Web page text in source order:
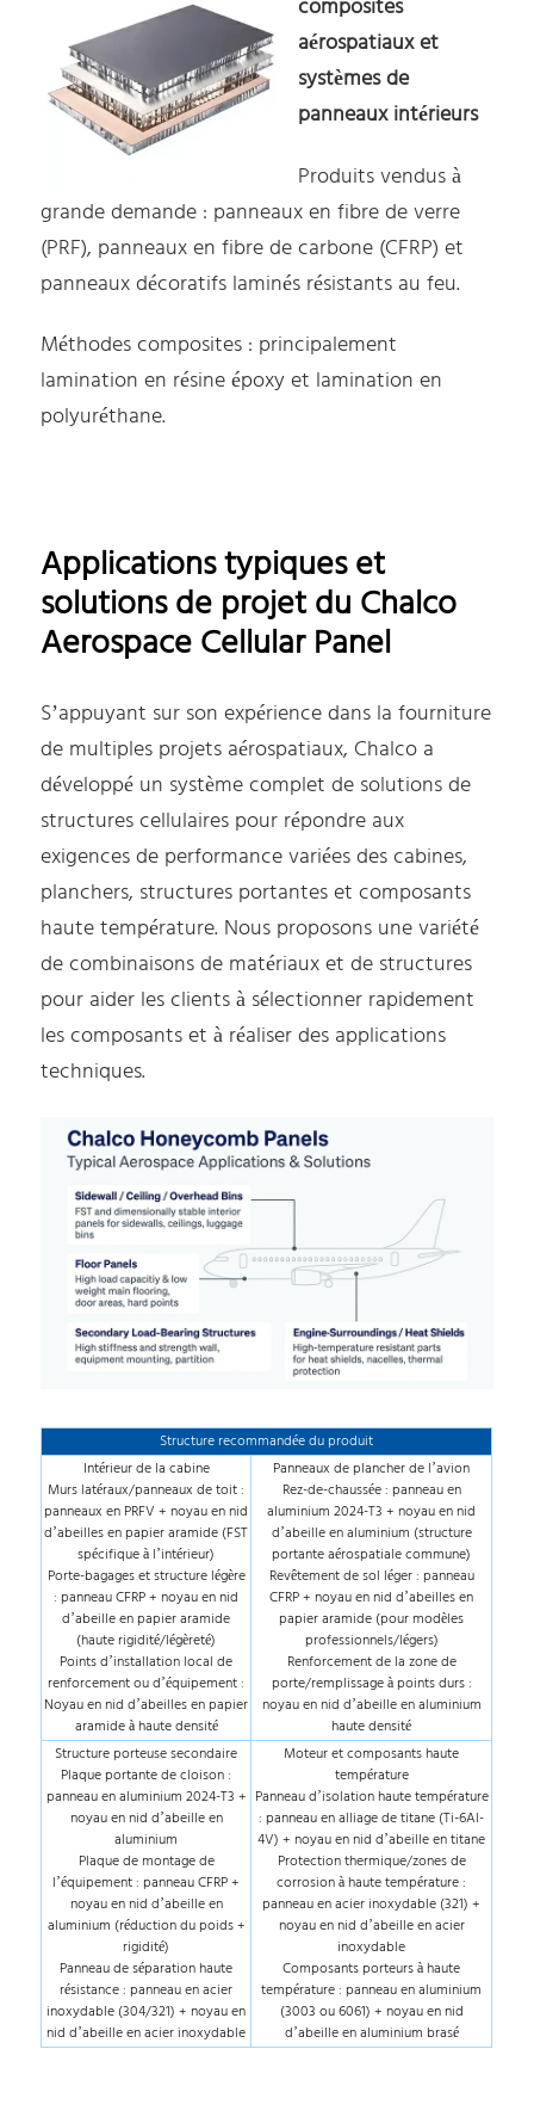
composites
aérospatiaux et
systèmes de
panneaux intérieurs
Produits vendus à
grande demande : panneaux en fibre de verre
(PRF), panneaux en fibre de carbone (CFRP) et
panneaux décoratifs laminés résistants au feu.
Méthodes composites : principalement
lamination en résine époxy et lamination en
polyuréthane.
Applications typiques et
solutions de projet du Chalco
Aerospace Cellular Panel
S’appuyant sur son expérience dans la fourniture
de multiples projets aérospatiaux, Chalco a
développé un système complet de solutions de
structures cellulaires pour répondre aux
exigences de performance variées des cabines,
planchers, structures portantes et composants
haute température. Nous proposons une variété
de combinaisons de matériaux et de structures
pour aider les clients à sélectionner rapidement
les composants et à réaliser des applications
techniques.
Structure recommandée du produit
Intérieur de la cabine
Murs latéraux/panneaux de toit :
panneaux en PRFV + noyau en nid
d’abeilles en papier aramide (FST
spécifique à l’intérieur)
Porte-bagages et structure légère
: panneau CFRP + noyau en nid
d’abeille en papier aramide
(haute rigidité/légèreté)
Points d’installation local de
renforcement ou d’équipement :
Noyau en nid d’abeilles en papier
aramide à haute densité
Panneaux de plancher de l’avion
Rez-de-chaussée : panneau en
aluminium 2024-T3 + noyau en nid
d’abeille en aluminium (structure
portante aérospatiale commune)
Revêtement de sol léger : panneau
CFRP + noyau en nid d’abeilles en
papier aramide (pour modèles
professionnels/légers)
Renforcement de la zone de
porte/remplissage à points durs :
noyau en nid d’abeille en aluminium
haute densité
Structure porteuse secondaire
Plaque portante de cloison :
panneau en aluminium 2024-T3 +
noyau en nid d’abeille en
aluminium
Plaque de montage de
l’équipement : panneau CFRP +
noyau en nid d’abeille en
aluminium (réduction du poids +
rigidité)
Panneau de séparation haute
résistance : panneau en acier
inoxydable (304/321) + noyau en
nid d’abeille en acier inoxydable
Moteur et composants haute
température
Panneau d’isolation haute température
: panneau en alliage de titane (Ti-6Al-
4V) + noyau en nid d’abeille en titane
Protection thermique/zones de
corrosion à haute température :
panneau en acier inoxydable (321) +
noyau en nid d’abeille en acier
inoxydable
Composants porteurs à haute
température : panneau en aluminium
(3003 ou 6061) + noyau en nid
d’abeille en aluminium brasé